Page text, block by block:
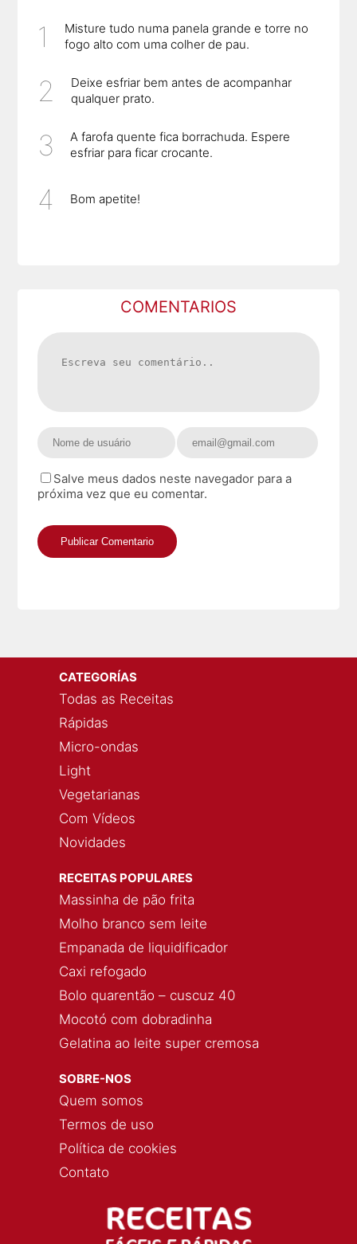
Misture tudo numa panela grande e torre no
fogo alto com uma colher de pau.
Deixe esfriar bem antes de acompanhar
qualquer prato.
A farofa quente fica borrachuda. Espere
esfriar para ficar crocante.
Bom apetite!
COMENTARIOS
Salve meus dados neste navegador para a
próxima vez que eu comentar.
CATEGORÍAS
Todas as Receitas
Rápidas
Micro-ondas
Light
Vegetarianas
Com Vídeos
Novidades
RECEITAS POPULARES
Massinha de pão frita
Molho branco sem leite
Empanada de liquidificador
Caxi refogado
Bolo quarentão – cuscuz 40
Mocotó com dobradinha
Gelatina ao leite super cremosa
SOBRE-NOS
Quem somos
Termos de uso
Política de cookies
Contato